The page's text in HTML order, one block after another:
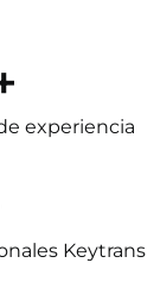
experiencia
Keytrans